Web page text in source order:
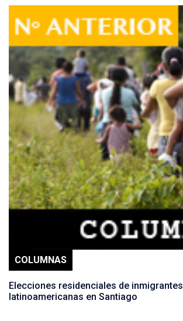
COLUMNAS
Elecciones residenciales de inmigrantes
latinoamericanas en Santiago